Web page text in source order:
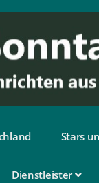
Stars
Dienstleister